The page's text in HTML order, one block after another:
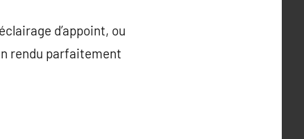
d’appoint, ou
rendu parfaitement